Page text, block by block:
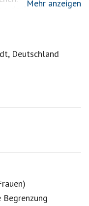
denken. Vor allem
jeder auf eigene
2693748869?
Mehr anzeigen
Deutschland
)
Begrenzung